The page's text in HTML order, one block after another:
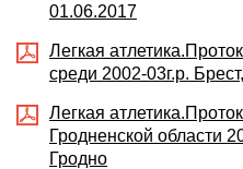
01.06.2017
Легкая
среди 2002-03г.р.
Легкая
Гродненской области
Гродно